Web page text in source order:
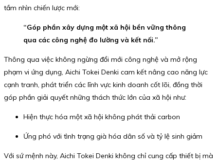
tầm nhìn chiến lược mới:
“Góp phần xây dựng một xã hội bền vững thông
qua các công nghệ đo lường và kết nối.”
Thông qua việc không ngừng đổi mới công nghệ và mở rộng
phạm vi ứng dụng, Aichi Tokei Denki cam kết nâng cao năng lực
cạnh tranh, phát triển các lĩnh vực kinh doanh cốt lõi, đồng thời
góp phần giải quyết những thách thức lớn của xã hội như:
Hiện thực hóa một xã hội không phát thải carbon
Ứng phó với tình trạng già hóa dân số và tỷ lệ sinh giảm
Với sứ mệnh này, Aichi Tokei Denki không chỉ cung cấp thiết bị mà